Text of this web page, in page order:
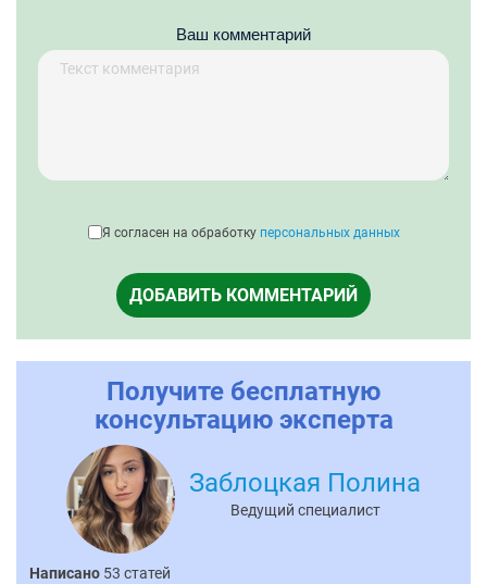
Ваш комментарий
Я согласен на обработку персональных данных
ДОБАВИТЬ КОММЕНТАРИЙ
Получите бесплатную
консультацию эксперта
Заблоцкая Полина
Ведущий специалист
Написано 53 статей